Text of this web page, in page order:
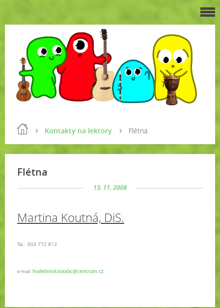
Kontakty na lektory Flétna
Flétna
13. 11. 2008
Martina Koutná, DiS.
Tel.: 603 772 813
e-mail: hudebniskolaabc@centrum.cz